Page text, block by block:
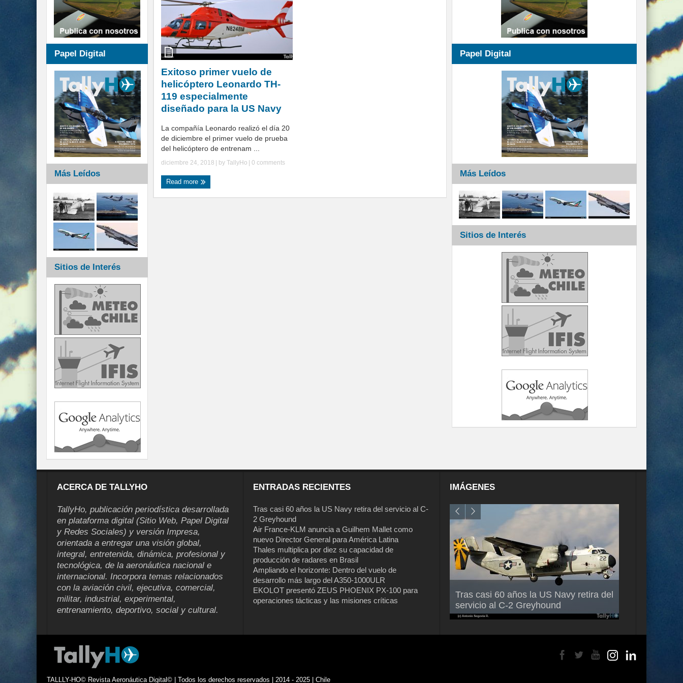
Exitoso primer vuelo de
helicóptero Leonardo TH-
119 especialmente
diseñado para la US Navy
La compañía Leonardo realizó el día 20
de diciembre el primer vuelo de prueba
del helicóptero de entrenam ...
diciembre 24, 2018 | by TallyHo 0 comments
Read more
Papel Digital
Más Leídos
Sitios de Interés
Papel Digital
Más Leídos
Sitios de Interés
ACERCA DE TALLYHO
TallyHo, publicación periodística desarrollada
en plataforma digital (Sitio Web, Papel Digital
y Redes Sociales) y versión Impresa,
orientada a entregar una visión global,
integral, entretenida, dinámica, profesional y
tecnológica, de la aeronáutica nacional e
internacional. Incorpora temas relacionados
con la aviación civil, ejecutiva, comercial,
militar, industrial, experimental,
entrenamiento, deportivo, social y cultural.
ENTRADAS RECIENTES
Tras casi 60 años la US Navy retira del servicio al C-
2 Greyhound
Air France-KLM anuncia a Guilhem Mallet como
nuevo Director General para América Latina
Thales multiplica por diez su capacidad de
producción de radares en Brasil
Ampliando el horizonte: Dentro del vuelo de
desarrollo más largo del A350-1000ULR
EKOLOT presentó ZEUS PHOENIX PX-100 para
operaciones tácticas y las misiones críticas
IMÁGENES
Tras casi 60 años la US Navy retira del
servicio al C-2 Greyhound
Air France-KLM anuncia a Guilhem
Mallet como nuevo Director General
para América Latina
TALLLY-HO© Revista Aeronáutica Digital© | Todos los derechos reservados | 2014 - 2025 | Chile